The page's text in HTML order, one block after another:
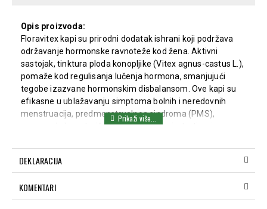
Opis proizvoda:
Floravitex kapi su prirodni dodatak ishrani koji podržava
održavanje hormonske ravnoteže kod žena. Aktivni
sastojak, tinktura ploda konopljike (Vitex agnus-castus L.),
pomaže kod regulisanja lučenja hormona, smanjujući
tegobe izazvane hormonskim disbalansom. Ove kapi su
efikasne u ublažavanju simptoma bolnih i neredovnih
menstruacija, predmenstrualnog sindroma (PMS),
nenormalnih materičnih krvarenja, kao i u tretiranju
Floravitex pomaže i kod stanja poput endometrioze,
sindroma policističnih jajnika i komplikacija menopauze
disbalans).
DEKLARACIJA
KOMENTARI